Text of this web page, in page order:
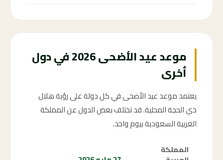
موعد عيد الأضحى 2026 في دول
أخرى
يعتمد موعد عيد الأضحى في كل دولة على رؤية هلال
ذي الحجة المحلية. قد تختلف بعض الدول عن المملكة
العربية السعودية بيوم واحد.
المملكة